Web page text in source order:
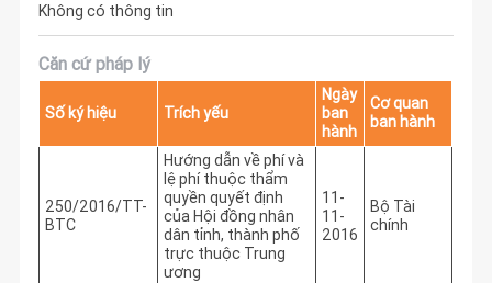
Không có thông tin
Căn cứ pháp lý
Số ký hiệu Trích yếu
Ngày
ban
hành
Cơ quan
ban hành
250/2016/TT-
BTC
Hướng dẫn về phí và
lệ phí thuộc thẩm
quyền quyết định
của Hội đồng nhân
dân tỉnh, thành phố
trực thuộc Trung
ương
11-
11-
2016
Bộ Tài
chính